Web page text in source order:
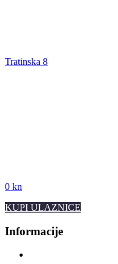
Tratinska 8
0 kn
KUPI ULAZNICE
Informacije